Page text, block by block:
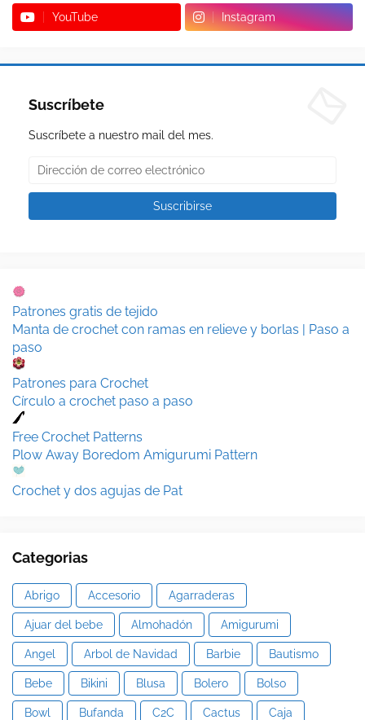
YouTube Instagram
Suscríbete
Suscríbete a nuestro mail del mes.
Patrones gratis de tejido
Manta de crochet con ramas en relieve y borlas | Paso a
paso
Patrones para Crochet
Círculo a crochet paso a paso
Free Crochet Patterns
Plow Away Boredom Amigurumi Pattern
Crochet y dos agujas de Pat
Categorias
Abrigo Accesorio Agarraderas
Ajuar del bebe Almohadón Amigurumi
Angel Arbol de Navidad Barbie Bautismo
Bebe Bikini Blusa Bolero Bolso
Bowl Bufanda C2C Cactus Caja